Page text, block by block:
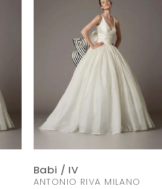
Babi / IV
ANTONIO RIVA MILANO